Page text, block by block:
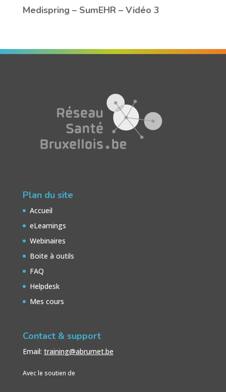
Medispring – SumEHR – Vidéo 3
Plan du site
Accueil
eLearnings
Webinaires
Boite à outils
FAQ
Helpdesk
Mes cours
Contact & support
Email: training@abrumet.be
Avec le soutien de